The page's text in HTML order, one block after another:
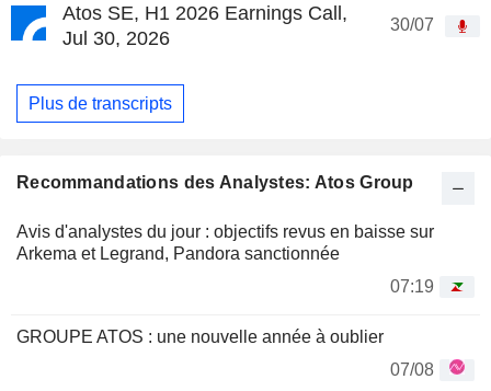
Atos SE, H1 2026 Earnings Call,
Jul 30, 2026
30/07
Plus de transcripts
Recommandations des Analystes: Atos Group
Avis d'analystes du jour : objectifs revus en baisse sur
Arkema et Legrand, Pandora sanctionnée
07:19
GROUPE ATOS : une nouvelle année à oublier
07/08